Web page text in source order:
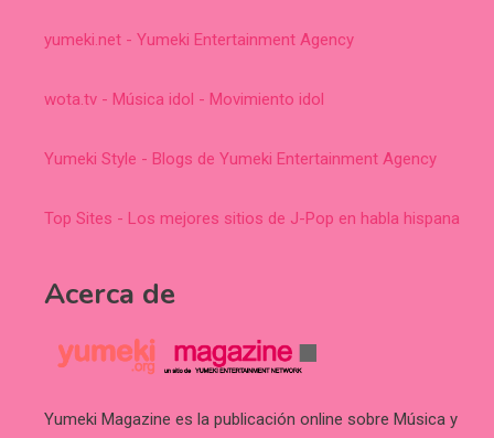
yumeki.net - Yumeki Entertainment Agency
wota.tv - Música idol - Movimiento idol
Yumeki Style - Blogs de Yumeki Entertainment Agency
Top Sites - Los mejores sitios de J-Pop en habla hispana
Acerca de
Yumeki Magazine es la publicación online sobre Música y